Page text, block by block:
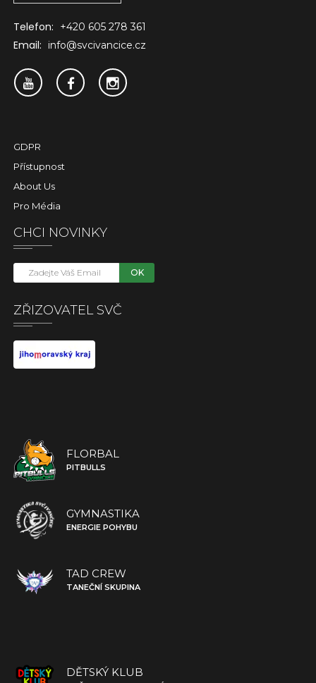
Telefon: +420 605 278 361
Email: info@svcivancice.cz
GDPR
Přístupnost
About Us
Pro Média
CHCI NOVINKY
OK
ZŘIZOVATEL SVČ
FLORBAL
PITBULLS
GYMNASTIKA
ENERGIE POHYBU
TAD CREW
TANEČNÍ SKUPINA
DĚTSKÝ KLUB